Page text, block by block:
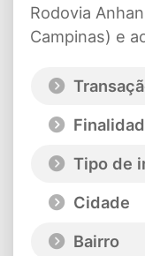
Rodovia
Campinas) e
Tipo de
Cidade
Bairro